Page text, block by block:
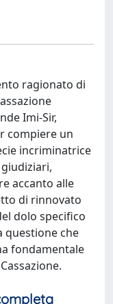
ragionato di
Imi-Sir,
compiere un
incriminatrice
accanto alle
di rinnovato
dolo specifico
questione che
fondamentale